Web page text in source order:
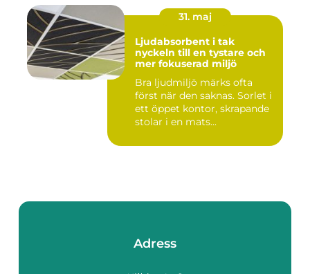
31. maj
Ljudabsorbent i tak
nyckeln till en tystare och
mer fokuserad miljö
Bra ljudmiljö märks ofta
först när den saknas. Sorlet i
ett öppet kontor, skrapande
stolar i en mats...
Adress